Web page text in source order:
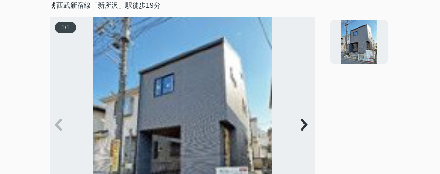
西武新宿線「新所沢」駅徒歩19分
1/1